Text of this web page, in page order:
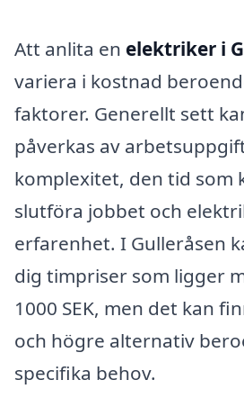
Att anlita en elektriker i
variera i kostnad
faktorer. Generellt sett
påverkas av
komplexitet, den tid som
slutföra jobbet och
erfarenhet. I Gulleråsen
dig timpriser som ligger
1000 SEK, men det kan
och högre alternativ
specifika behov.